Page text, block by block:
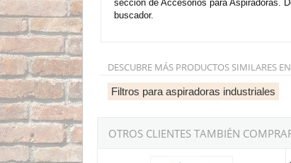
sección de Accesorios para Aspiradoras.
buscador.
DESCUBRE MÁS PRODUCTOS SIMILARES
Filtros para aspiradoras industriales
OTROS CLIENTES TAMBIÉN